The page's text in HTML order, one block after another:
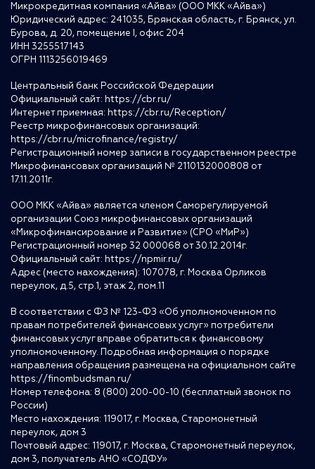
Микрокредитная компания «Айва» (ООО МКК «Айва»)
Юридический адрес: 241035, Брянская область, г. Брянск, ул.
Бурова, д. 20, помещение I, офис 204
ИНН 3255517143
ОГРН 1113256019469
Центральный банк Российской Федерации
Официальный сайт: https://cbr.ru/
Интернет приемная: https://cbr.ru/Reception/
Реестр микрофинансовых организаций:
https://cbr.ru/microfinance/registry/
Регистрационный номер записи в государственном реестре
Микрофинансовых организаций № 2110132000808 от
17.11.2011г.
ООО МКК «Айва» является членом Саморегулируемой
организации Союз микрофинансовых организаций
«Микрофинансирование и Развитие» (СРО «МиР»)
Регистрационный номер 32 000068 от 30.12.2014г.
Официальный сайт: https://npmir.ru/
Адрес (место нахождения): 107078, г. Москва Орликов
переулок, д.5, стр.1, этаж 2, пом.11
В соответствии с ФЗ № 123-ФЗ «Об уполномоченном по
правам потребителей финансовых услуг» потребители
финансовых услуг вправе обратиться к финансовому
уполномоченному. Подробная информация о порядке
направления обращения размещена на официальном сайте
https://finombudsman.ru/
Номер телефона: 8 (800) 200-00-10 (бесплатный звонок по
России)
Место нахождения: 119017, г. Москва, Старомонетный
переулок, дом 3
Почтовый адрес: 119017, г. Москва, Старомонетный переулок,
дом 3, получатель АНО «СОДФУ»